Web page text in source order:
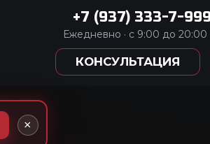
×